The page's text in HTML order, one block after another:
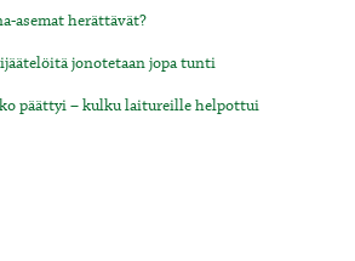
asemat herättävät?
jonotetaan jopa tunti
päättyi – kulku laitureille helpottui